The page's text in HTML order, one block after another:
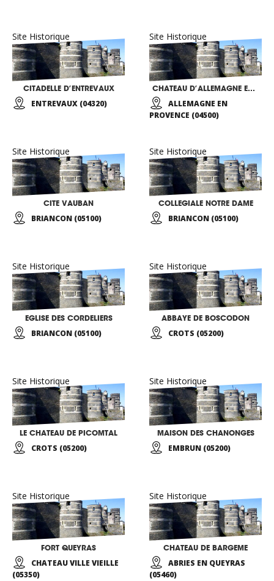
Site Historique
CITADELLE D’ENTREVAUX
ENTREVAUX (04320)
Site Historique
CHATEAU D’ALLEMAGNE EN PROVENCE
ALLEMAGNE EN
PROVENCE (04500)
Site Historique
CITE VAUBAN
BRIANCON (05100)
Site Historique
COLLEGIALE NOTRE DAME
BRIANCON (05100)
Site Historique
EGLISE DES CORDELIERS
BRIANCON (05100)
Site Historique
ABBAYE DE BOSCODON
CROTS (05200)
Site Historique
LE CHATEAU DE PICOMTAL
CROTS (05200)
Site Historique
MAISON DES CHANONGES
EMBRUN (05200)
Site Historique
FORT QUEYRAS
CHATEAU VILLE VIEILLE
(05350)
Site Historique
CHATEAU DE BARGEME
ABRIES EN QUEYRAS
(05460)